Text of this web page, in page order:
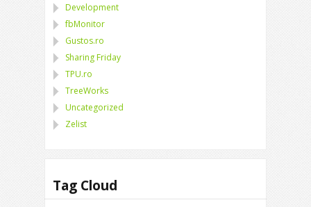
Development
fbMonitor
Gustos.ro
Sharing Friday
TPU.ro
TreeWorks
Uncategorized
Zelist
Tag Cloud